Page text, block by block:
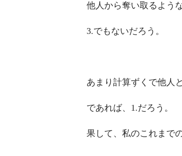
他人から奪い取るよう
3.でもないだろう。
あまり計算ずくで他人
であれば、1.だろう。
果して、私のこれまで